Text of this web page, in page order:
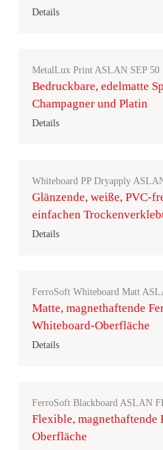
Details
MetalLux Print ASLAN SEP 50
Bedruckbare, edelmatte
Champagner und Platin
Details
Whiteboard PP Dryapply
Glänzende, weiße, PVC-
einfachen
Details
FerroSoft Whiteboard Matt
Matte, magnethaftende
Whiteboard-Oberfläche
Details
FerroSoft Blackboard ASLAN
Flexible,
Oberfläche